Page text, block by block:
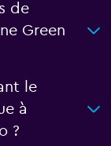
de
Green
le
à
?